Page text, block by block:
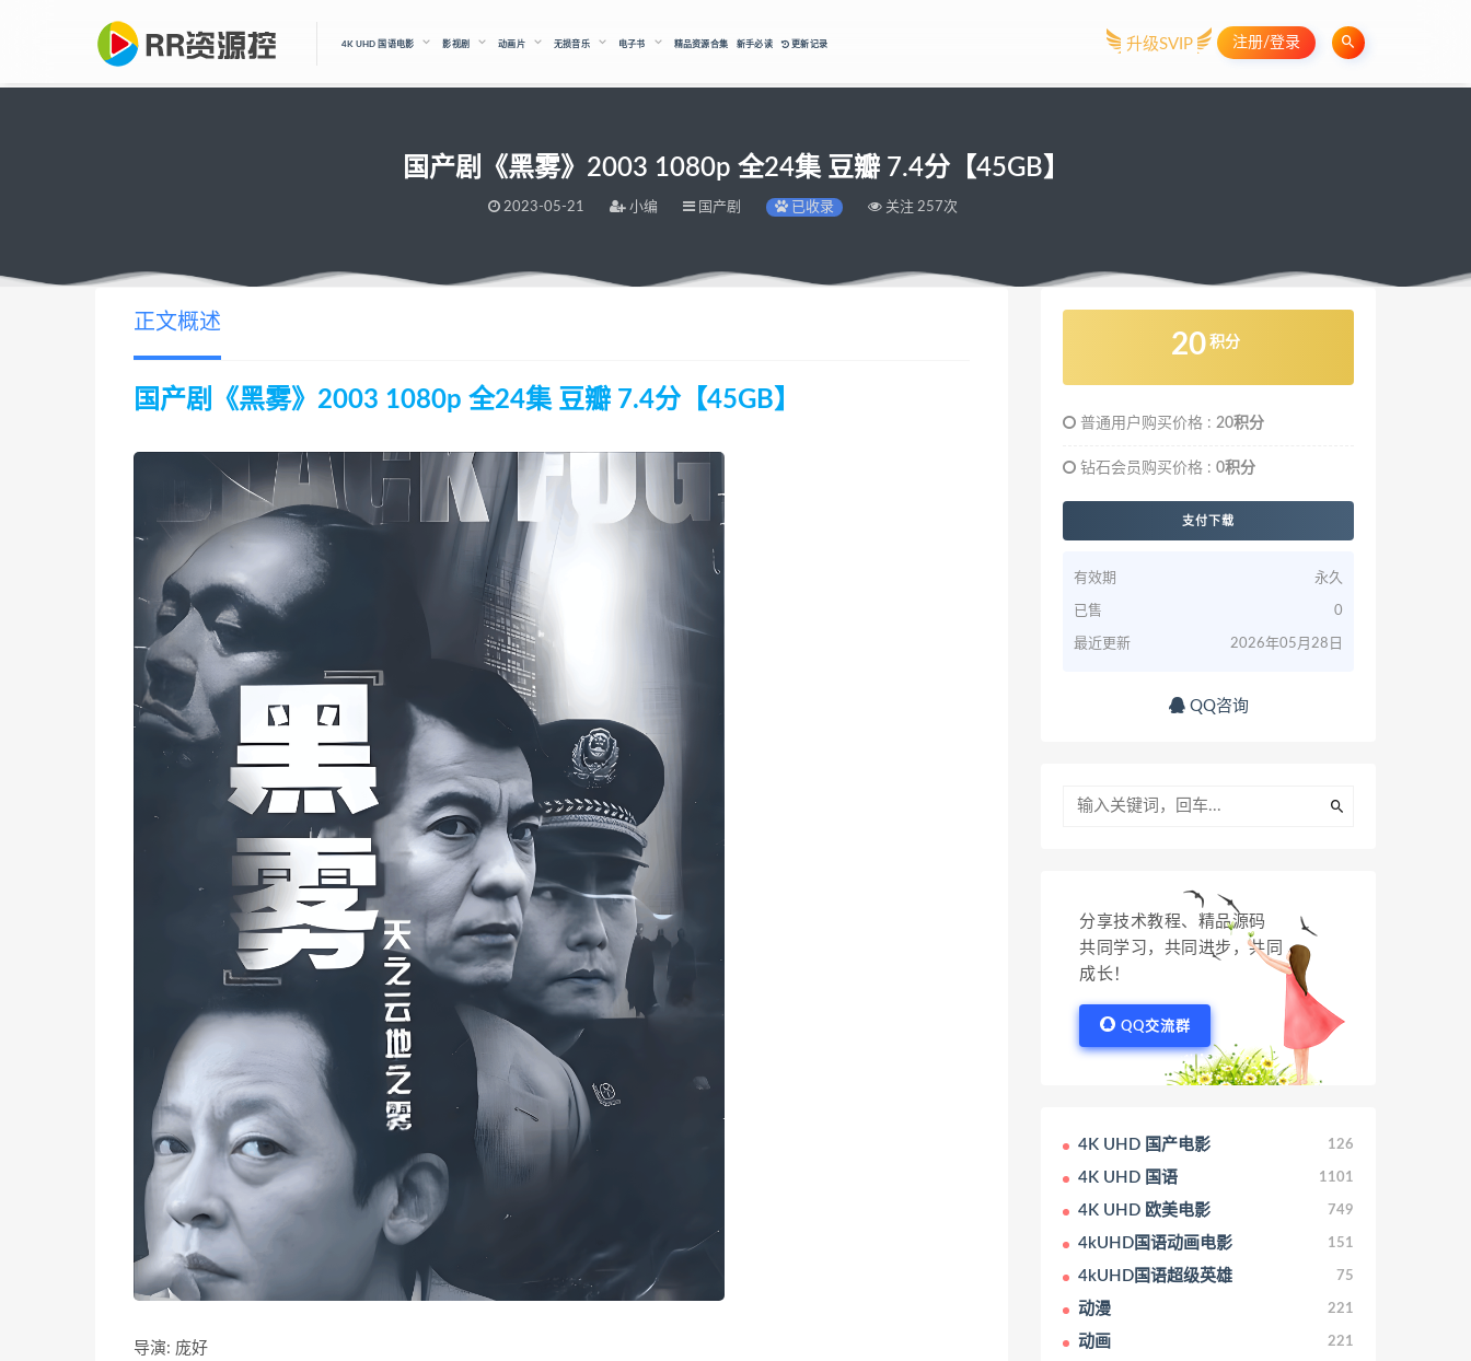
4K UHD 国语电影 影视剧 动画片 无损音乐 电子书 精品资源合集 新手必读 更新记录 升级SVIP 注册/登录
国产剧《黑雾》2003 1080p 全24集 豆瓣 7.4分【45GB】
2023-05-21 小编 国产剧 已收录 关注 257次
正文概述
国产剧《黑雾》2003 1080p 全24集 豆瓣 7.4分【45GB】
导演: 庞好
20 积分
普通用户购买价格 : 20积分
钻石会员购买价格 : 0积分
支付下载
有效期 永久
已售 0
最近更新 2026年05月28日
QQ咨询
分享技术教程、精品源码
共同学习，共同进步，共同
成长！
QQ交流群
4K UHD 国产电影 126
4K UHD 国语 1101
4K UHD 欧美电影 749
4kUHD国语动画电影 151
4kUHD国语超级英雄 75
动漫 221
动画 221